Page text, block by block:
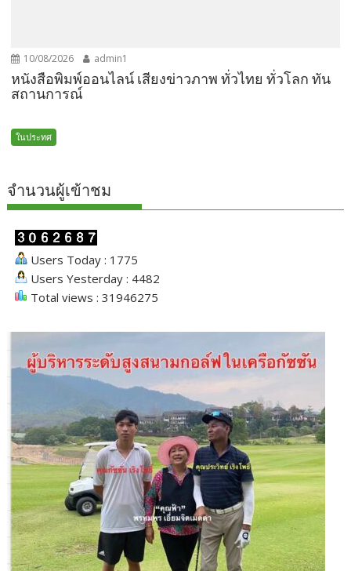
10/08/2026 admin1
หนังสือพิมพ์ออนไลน์ เสียงข่าวภาพ ทั่วไทย ทั่วโลก ทัน
สถานการณ์
ในประทศ
จำนวนผู้เข้าชม
Users Today : 1775
Users Yesterday : 4482
Total views : 31946275